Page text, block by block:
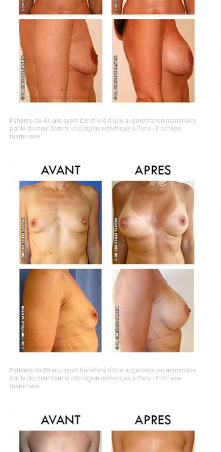
Patiente de 43 ans ayant bénéficié d'une augmentation mammaire
par le docteur Santini chirurgien esthétique à Paris - Prothèse
mammaire
Patiente de 38 ans ayant bénéficié d'une augmentation mammaire
par le docteur Santini chirurgien esthétique à Paris - Prothèse
mammaire